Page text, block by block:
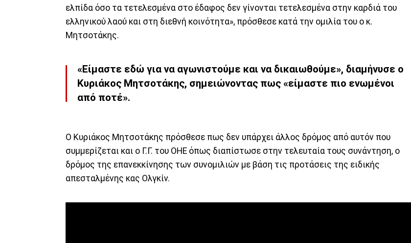
ελπίδα όσο τα τετελεσμένα στο έδαφος δεν γίνονται τετελεσμένα στην καρδιά του
ελληνικού λαού και στη διεθνή κοινότητα», πρόσθεσε κατά την ομιλία του ο κ.
Μητσοτάκης.
«Είμαστε εδώ για να αγωνιστούμε και να δικαιωθούμε», διαμήνυσε ο
Κυριάκος Μητσοτάκης, σημειώνοντας πως «είμαστε πιο ενωμένοι
από ποτέ».
Ο Κυριάκος Μητσοτάκης πρόσθεσε πως δεν υπάρχει άλλος δρόμος από αυτόν που
συμμερίζεται και ο Γ.Γ. του ΟΗΕ όπως διαπίστωσε στην τελευταία τους συνάντηση, ο
δρόμος της επανεκκίνησης των συνομιλιών με βάση τις προτάσεις της ειδικής
απεσταλμένης κας Ολγκίν.